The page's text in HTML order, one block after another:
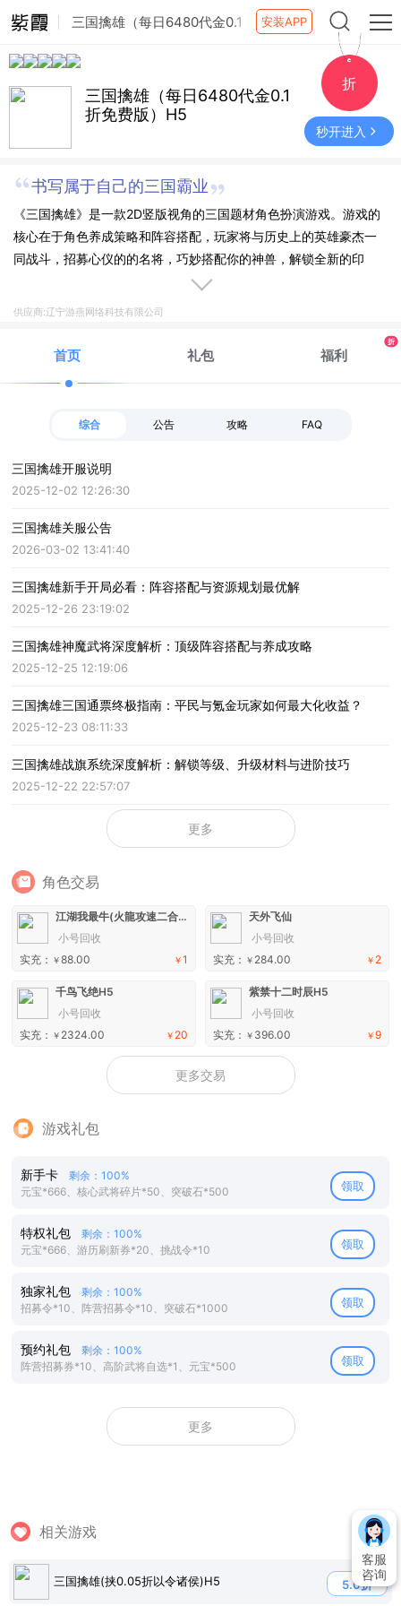
三国擒雄（每日6480代金0.1
折免费版）H5
安装APP
三国擒雄（每日6480代金0.1
折免费版）H5
折
秒开进入
书写属于自己的三国霸业
《三国擒雄》是一款2D竖版视角的三国题材角色扮演游戏。游戏的
核心在于角色养成策略和阵容搭配，玩家将与历史上的英雄豪杰一
同战斗，招募心仪的的名将，巧妙搭配你的神兽，解锁全新的印
玺，通过不断地探索游戏机制，研究各种阵容组合和战术，在无数
供应商:辽宁游燕网络科技有限公司
首页 礼包 福利
折
综合 公告 攻略 FAQ
三国擒雄开服说明
2025-12-02 12:26:30
三国擒雄关服公告
2026-03-02 13:41:40
三国擒雄新手开局必看：阵容搭配与资源规划最优解
2025-12-26 23:19:02
三国擒雄神魔武将深度解析：顶级阵容搭配与养成攻略
2025-12-25 12:19:06
三国擒雄三国通票终极指南：平民与氪金玩家如何最大化收益？
2025-12-23 08:11:33
三国擒雄战旗系统深度解析：解锁等级、升级材料与进阶技巧
2025-12-22 22:57:07
更多
角色交易
江湖我最牛(火龍攻速二合一)手游
小号回收
￥1
实充： ￥88.00
天外飞仙
小号回收
￥ 2
实充： ￥ 284.00
千鸟飞绝H5
小号回收
￥ 20
实充： ￥ 2324.00
紫禁十二时辰H5
小号回收
￥9
实充： ￥ 396.00
更多交易
游戏礼包
新手卡
剩余：100%
元宝*666、核心武将碎片*50、突破石*500
领取
特权礼包
剩余：100%
元宝*666、游历刷新券*20、挑战令*10
领取
独家礼包
剩余：100%
招募令*10、阵营招募令*10、突破石*1000
领取
预约礼包
剩余：100%
阵营招募券*10、高阶武将自选*1、元宝*500
领取
更多
相关游戏
三国擒雄(挟0.05折以令诸侯)H5 5.0折
客服
咨询